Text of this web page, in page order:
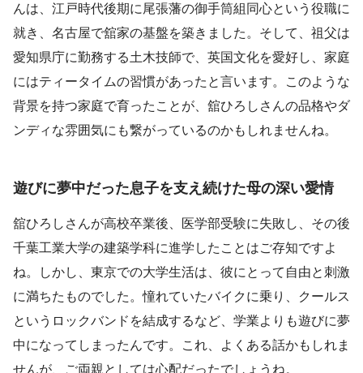
んは、江戸時代後期に尾張藩の御手筒組同心という役職に
就き、名古屋で舘家の基盤を築きました。そして、祖父は
愛知県庁に勤務する土木技師で、英国文化を愛好し、家庭
にはティータイムの習慣があったと言います。このような
背景を持つ家庭で育ったことが、舘ひろしさんの品格やダ
ンディな雰囲気にも繋がっているのかもしれませんね。
遊びに夢中だった息子を支え続けた母の深い愛情
舘ひろしさんが高校卒業後、医学部受験に失敗し、その後
千葉工業大学の建築学科に進学したことはご存知ですよ
ね。しかし、東京での大学生活は、彼にとって自由と刺激
に満ちたものでした。憧れていたバイクに乗り、クールス
というロックバンドを結成するなど、学業よりも遊びに夢
中になってしまったんです。これ、よくある話かもしれま
せんが、ご両親としては心配だったでしょうね。